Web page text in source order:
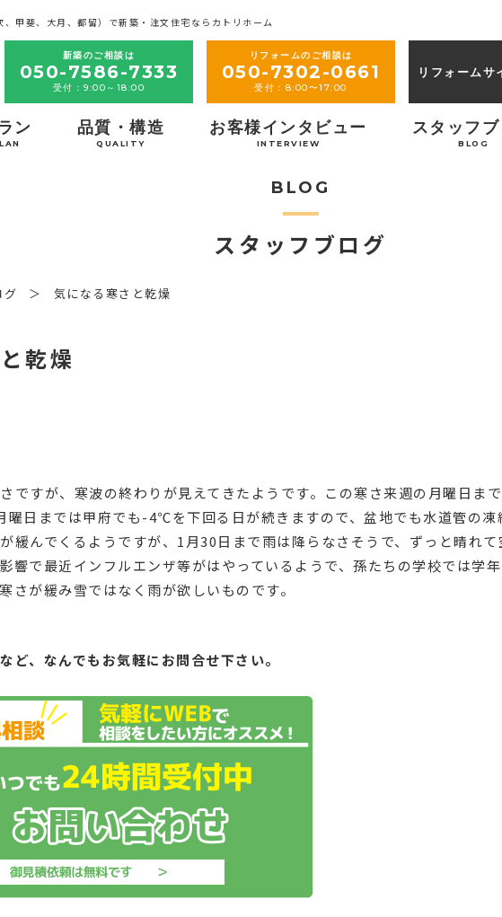
甲斐、大月、都留）で新築・注文住宅ならカトリホーム
新築のご相談は
050-7586-7333
受付：9:00～18:00
リフォームのご相談は
050-7302-0661
受付：8:00〜17:00
リフォームサ
ン 品質・構造
QUALITY
お客様インタビュー
INTERVIEW
スタッフ
BLOG
BLOG
スタッフブログ
グ 気になる寒さと乾燥
乾燥
ですが、寒波の終わりが見えてきたようです。この寒さ来週の月曜日ま
曜日までは甲府でも-4℃を下回る日が続きますので、盆地でも水道管の凍
緩んでくるようですが、1月30日まで雨は降らなさそうで、ずっと晴れ
響で最近インフルエンザ等がはやっているようで、孫たちの学校では学
さが緩み雪ではなく雨が欲しいものです。
ど、 なんでもお気軽にお問合せ下さい。